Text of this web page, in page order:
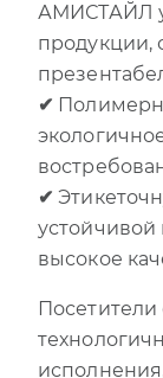
АМИСТАЙЛ
продукции,
✔
✔
высокое
Посетители